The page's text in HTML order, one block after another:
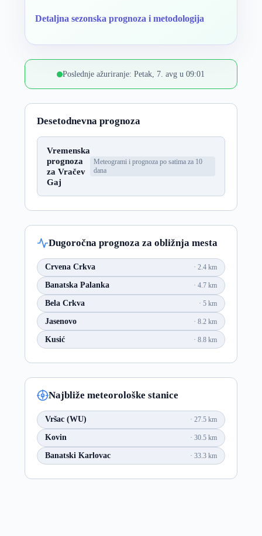
Detaljna sezonska prognoza i metodologija
Poslednje ažuriranje: Petak, 7. avg u 09:01
Desetodnevna prognoza
Vremenska
prognoza
za Vračev
Gaj
Meteogrami i prognoza po satima za 10
dana
Dugoročna prognoza za obližnja mesta
Crvena Crkva 2.4 km
Banatska Palanka 4.7 km
Bela Crkva 5 km
Jasenovo 8.2 km
Kusić 8.8 km
Najbliže meteorološke stanice
Vršac (WU) 27.5 km
Kovin 30.5 km
Banatski Karlovac 33.3 km